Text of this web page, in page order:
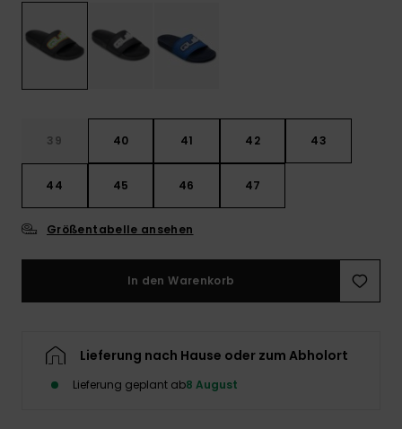
39 40 41 42 43
44 45 46 47
Größentabelle ansehen
In den Warenkorb
Lieferung nach Hause oder zum Abholort
Lieferung geplant ab8 August